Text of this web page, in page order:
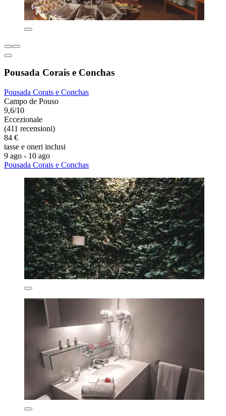
Pousada Corais e Conchas
Pousada Corais e Conchas
Campo de Pouso
9,6/10
Eccezionale
(411 recensioni)
84 €
tasse e oneri inclusi
9 ago - 10 ago
Pousada Corais e Conchas